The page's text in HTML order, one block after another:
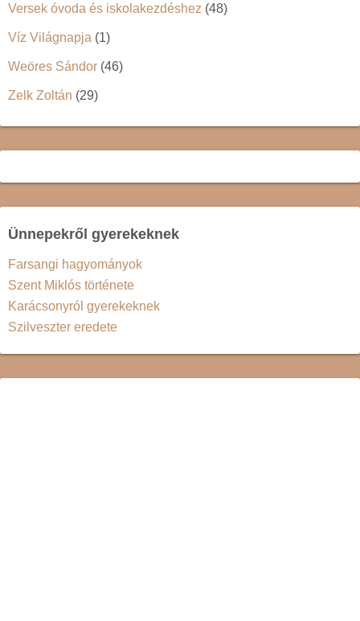
Versek óvoda és iskolakezdéshez (48)
Víz Világnapja (1)
Weöres Sándor (46)
Zelk Zoltán (29)
Ünnepekről gyerekeknek
Farsangi hagyományok
Szent Miklós története
Karácsonyról gyerekeknek
Szilveszter eredete